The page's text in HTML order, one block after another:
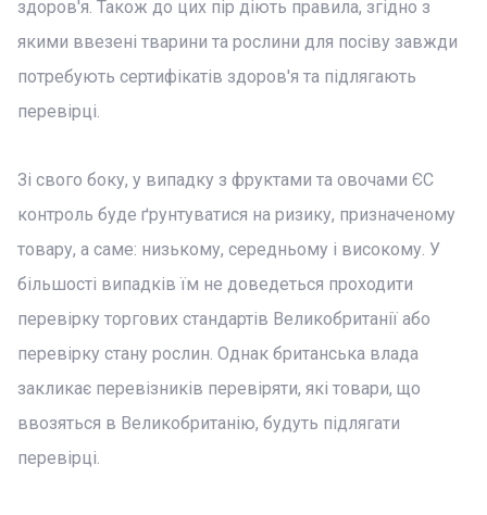
здоров'я. Також до цих пір діють правила, згідно з
якими ввезені тварини та рослини для посіву завжди
потребують сертифікатів здоров'я та підлягають
перевірці.
Зі свого боку, у випадку з фруктами та овочами ЄС
контроль буде ґрунтуватися на ризику, призначеному
товару, а саме: низькому, середньому і високому. У
більшості випадків їм не доведеться проходити
перевірку торгових стандартів Великобританії або
перевірку стану рослин. Однак британська влада
закликає перевізників перевіряти, які товари, що
ввозяться в Великобританію, будуть підлягати
перевірці.